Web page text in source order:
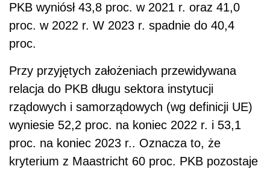
PKB wyniósł 43,8 proc. w 2021 r. oraz 41,0
proc. w 2022 r. W 2023 r. spadnie do 40,4
proc.
Przy przyjętych założeniach przewidywana
relacja do PKB długu sektora instytucji
rządowych i samorządowych (wg definicji UE)
wyniesie 52,2 proc. na koniec 2022 r. i 53,1
proc. na koniec 2023 r.. Oznacza to, że
kryterium z Maastricht 60 proc. PKB pozostaje